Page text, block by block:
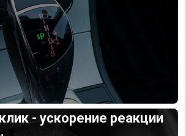
- ускорение реакции